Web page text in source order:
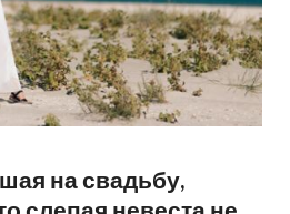
на свадьбу,